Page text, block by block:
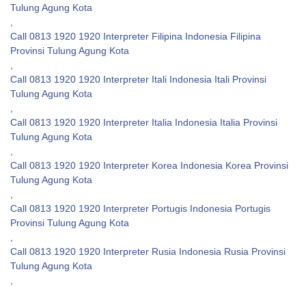
Tulung Agung Kota
Call 0813 1920 1920 Interpreter Filipina Indonesia Filipina
Provinsi Tulung Agung Kota
Call 0813 1920 1920 Interpreter Itali Indonesia Itali Provinsi
Tulung Agung Kota
Call 0813 1920 1920 Interpreter Italia Indonesia Italia Provinsi
Tulung Agung Kota
Call 0813 1920 1920 Interpreter Korea Indonesia Korea Provinsi
Tulung Agung Kota
Call 0813 1920 1920 Interpreter Portugis Indonesia Portugis
Provinsi Tulung Agung Kota
Call 0813 1920 1920 Interpreter Rusia Indonesia Rusia Provinsi
Tulung Agung Kota